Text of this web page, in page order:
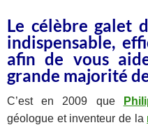
Le célèbre galet
indispensable,
afin de vous
grande majorité
C’est en 2009 que
géologue et inventeur de la